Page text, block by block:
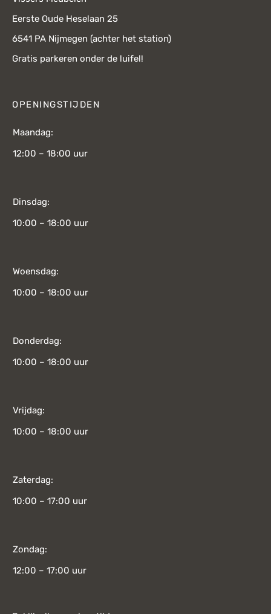
Eerste Oude Heselaan 25
6541 PA Nijmegen (achter het station)
Gratis parkeren onder de luifel!
OPENINGSTIJDEN
Maandag:
12:00 – 18:00 uur
Dinsdag:
10:00 – 18:00 uur
Woensdag:
10:00 – 18:00 uur
Donderdag:
10:00 – 18:00 uur
Vrijdag:
10:00 – 18:00 uur
Zaterdag:
10:00 – 17:00 uur
Zondag:
12:00 – 17:00 uur